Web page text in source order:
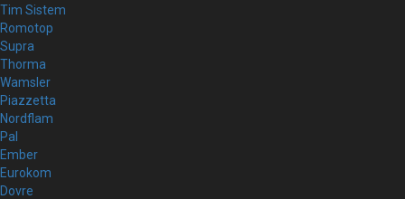
Tim Sistem
Romotop
Supra
Thorma
Wamsler
Piazzetta
Nordflam
Pal
Ember
Eurokom
Dovre